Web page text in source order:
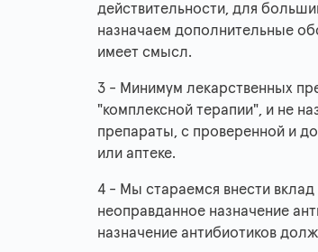
действительности, для
назначаем дополнительные
имеет смысл.
3 - Минимум лекарственных
"комплексной терапии", и не
препараты, с проверенной и
или аптеке.
4 - Мы стараемся внести
неоправданное назначение
назначение антибиотиков